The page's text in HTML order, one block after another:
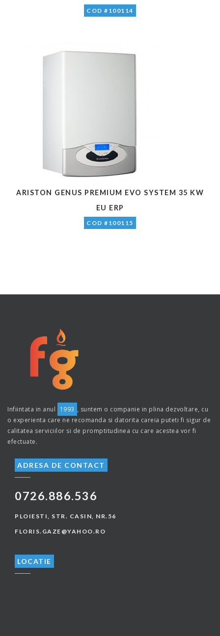
COD #100114
ARISTON GENUS PREMIUM EVO SYSTEM 35 KW
EU ERP
COD #100115
Infiintata in anul 1993 , suntem o companie in plina dezvoltare, cu
o experienta care ne recomanda si datorita careia puteti fi sigur de
calitatea serviciilor si de promptitudinea cu care acestea vor fi
efectuate.
ADRESA DE CONTACT
0726.886.536
PLOIESTI, STR. CASIN, NR.56
FLORIS.GAZE@YAHOO.RO
LOCATIE